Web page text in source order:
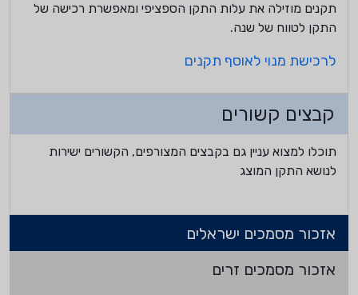
תקנים מוזילה את עלות התקן הספציפי ומאפשרת רכישה של
התקן לטווח של שנה.
לרכישת מנוי לאוסף תקנים
קבצים קשורים
תוכלו למצוא עניין גם בקבצים המצורפים, הקשורים ישירות
לנושא התקן המוצג
אזכור מסמכים ישראלים
אזכור מסמכים זרים